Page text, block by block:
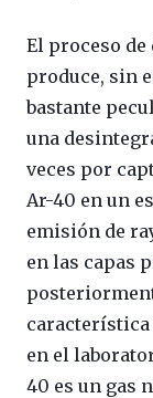
El proceso
produce, sin
bastante
una
veces por
Ar-40 en un
emisión de
en las capas
en el
40 es un gas